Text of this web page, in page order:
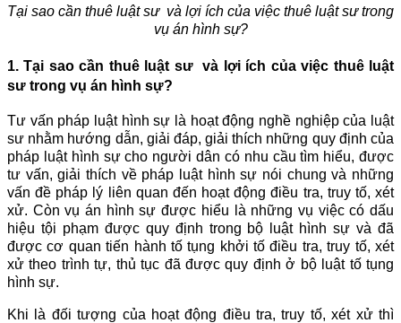
Tại sao cần thuê luật sư và lợi ích của việc thuê luật sư trong
vụ án hình sự?
1. Tại sao cần thuê luật sư và lợi ích của việc thuê luật
sư trong vụ án hình sự?
Tư vấn pháp luật hình sự là hoạt động nghề nghiệp của luật
sư nhằm hướng dẫn, giải đáp, giải thích những quy định của
pháp luật hình sự cho người dân có nhu cầu tìm hiểu, được
tư vấn, giải thích về pháp luật hình sự nói chung và những
vấn đề pháp lý liên quan đến hoạt động điều tra, truy tố, xét
xử. Còn vụ án hình sự được hiểu là những vụ việc có dấu
hiệu tội phạm được quy định trong bộ luật hình sự và đã
được cơ quan tiến hành tố tụng khởi tố điều tra, truy tố, xét
xử theo trình tự, thủ tục đã được quy định ở bộ luật tố tụng
hình sự.
Khi là đối tượng của hoạt động điều tra, truy tố, xét xử thì